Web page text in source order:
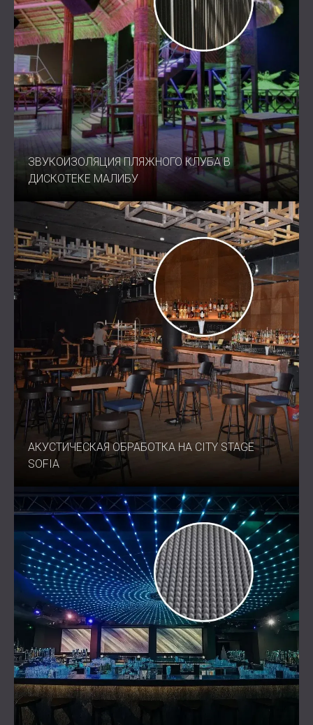
ЗВУКОИЗОЛЯЦИЯ ПЛЯЖНОГО КЛУБА В
ДИСКОТЕКЕ МАЛИБУ
АКУСТИЧЕСКАЯ ОБРАБОТКА НА CITY STAGE
SOFIA